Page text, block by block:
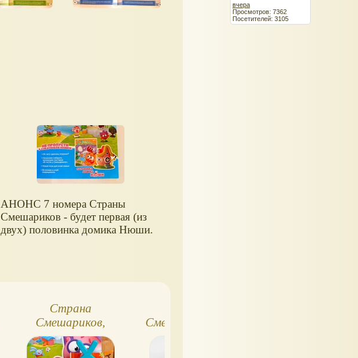
АНОНС 7 номера Страны
Смешариков - будет первая (из
двух) половинка домика Нюши.
Страна
Смешариков,
номера 3 и 4
Смешариков 9, 10,
вчера
Просмотров: 7362
Посетителей: 3105